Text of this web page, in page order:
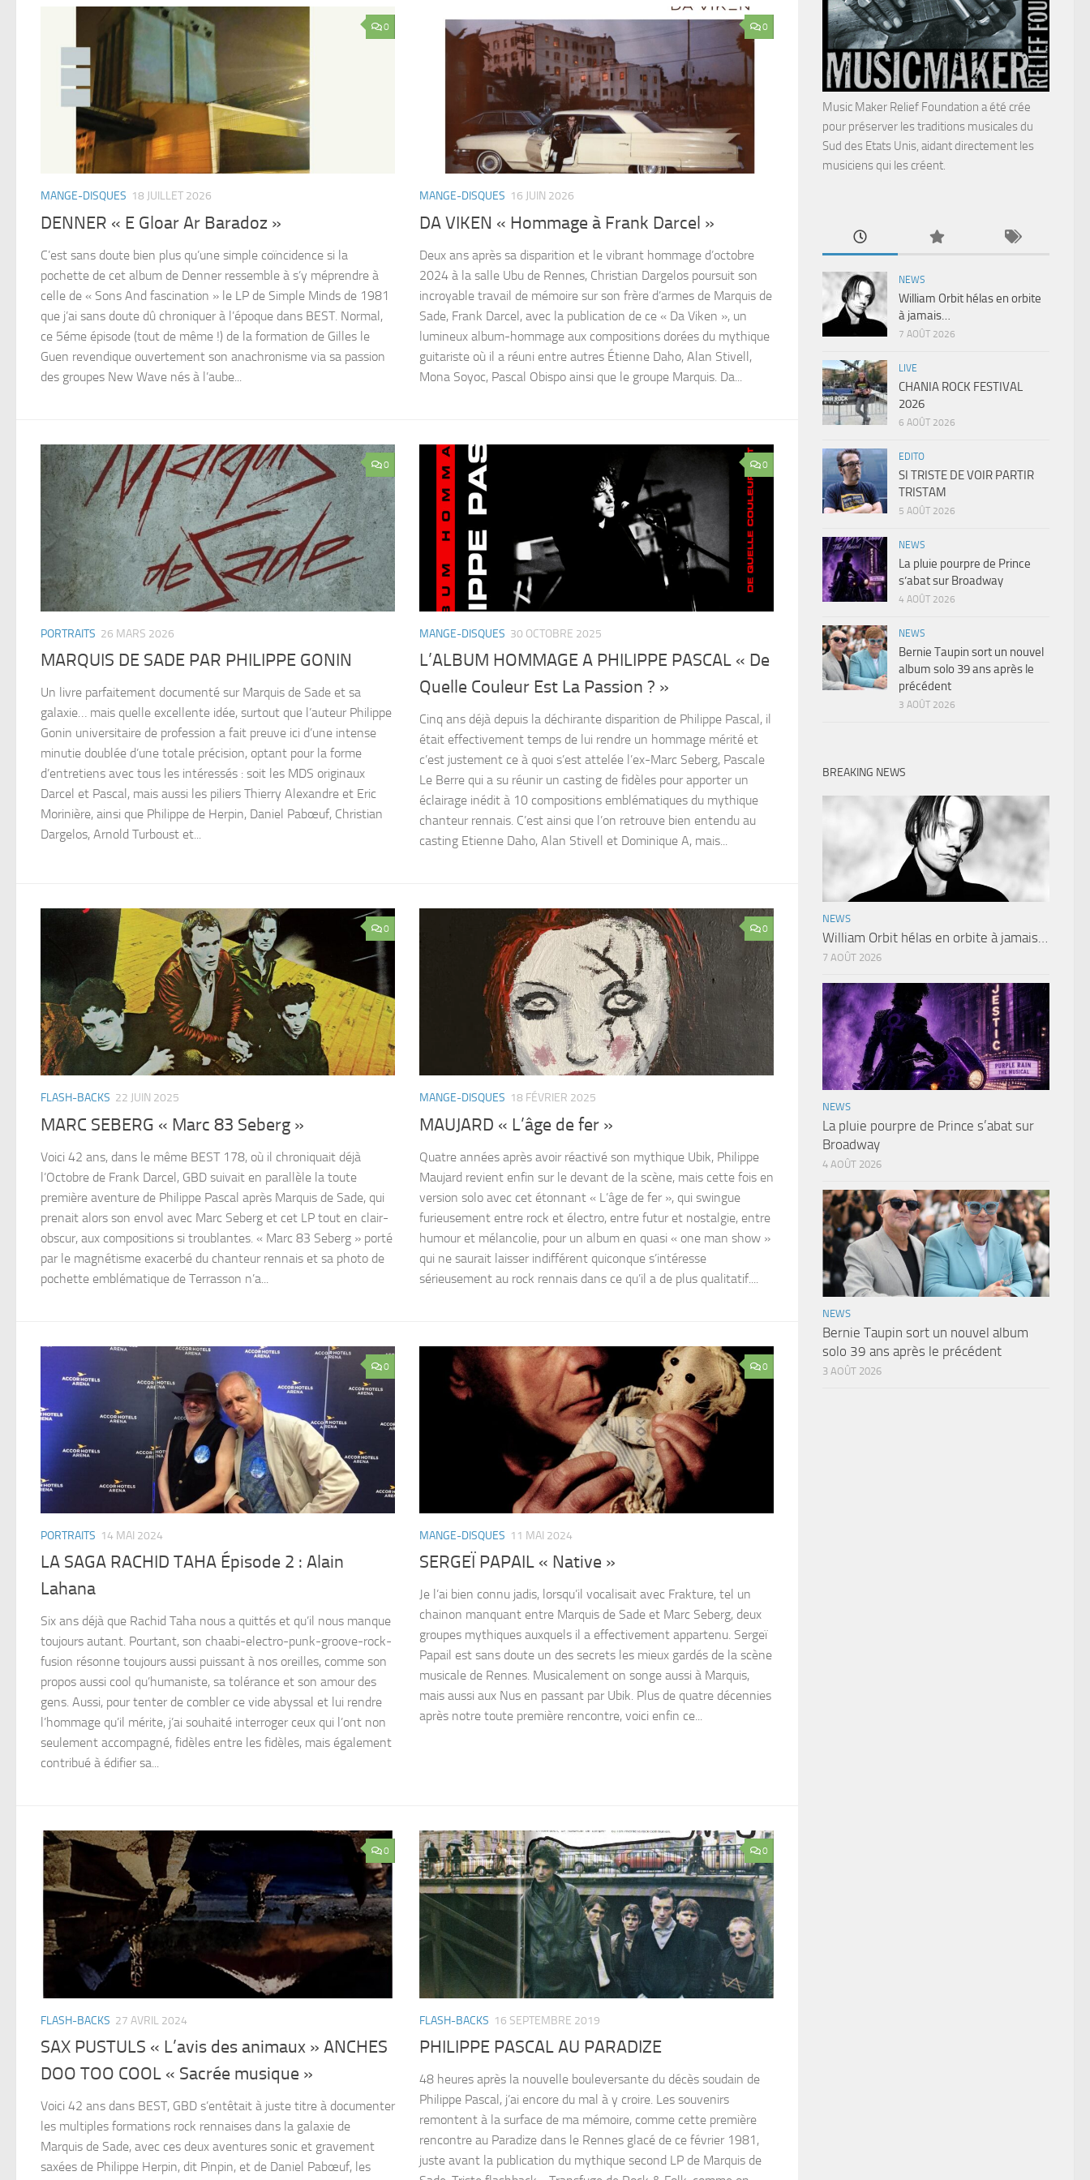
0
MANGE-DISQUES 18 JUILLET 2026
DENNER « E Gloar Ar Baradoz »
C’est sans doute bien plus qu’une simple coïncidence si la
pochette de cet album de Denner ressemble à s’y méprendre à
celle de « Sons And fascination » le LP de Simple Minds de 1981
que j’ai sans doute dû chroniquer à l’époque dans BEST. Normal,
ce 5éme épisode (tout de même !) de la formation de Gilles le
Guen revendique ouvertement son anachronisme via sa passion
des groupes New Wave nés à l’aube...
0
MANGE-DISQUES 16 JUIN 2026
DA VIKEN « Hommage à Frank Darcel »
Deux ans après sa disparition et le vibrant hommage d’octobre
2024 à la salle Ubu de Rennes, Christian Dargelos poursuit son
incroyable travail de mémoire sur son frère d’armes de Marquis de
Sade, Frank Darcel, avec la publication de ce « Da Viken », un
lumineux album-hommage aux compositions dorées du mythique
guitariste où il a réuni entre autres Étienne Daho, Alan Stivell,
Mona Soyoc, Pascal Obispo ainsi que le groupe Marquis. Da...
0
PORTRAITS 26 MARS 2026
MARQUIS DE SADE PAR PHILIPPE GONIN
Un livre parfaitement documenté sur Marquis de Sade et sa
galaxie… mais quelle excellente idée, surtout que l’auteur Philippe
Gonin universitaire de profession a fait preuve ici d’une intense
minutie doublée d’une totale précision, optant pour la forme
d’entretiens avec tous les intéressés : soit les MDS originaux
Darcel et Pascal, mais aussi les piliers Thierry Alexandre et Eric
Morinière, ainsi que Philippe de Herpin, Daniel Pabœuf, Christian
Dargelos, Arnold Turboust et...
0
MANGE-DISQUES 30 OCTOBRE 2025
L’ALBUM HOMMAGE A PHILIPPE PASCAL « De
Quelle Couleur Est La Passion ? »
Cinq ans déjà depuis la déchirante disparition de Philippe Pascal, il
était effectivement temps de lui rendre un hommage mérité et
c’est justement ce à quoi s’est attelée l’ex-Marc Seberg, Pascale
Le Berre qui a su réunir un casting de fidèles pour apporter un
éclairage inédit à 10 compositions emblématiques du mythique
chanteur rennais. C’est ainsi que l’on retrouve bien entendu au
casting Etienne Daho, Alan Stivell et Dominique A, mais...
0
FLASH-BACKS 22 JUIN 2025
MARC SEBERG « Marc 83 Seberg »
Voici 42 ans, dans le même BEST 178, où il chroniquait déjà
l’Octobre de Frank Darcel, GBD suivait en parallèle la toute
première aventure de Philippe Pascal après Marquis de Sade, qui
prenait alors son envol avec Marc Seberg et cet LP tout en clair-
obscur, aux compositions si troublantes. « Marc 83 Seberg » porté
par le magnétisme exacerbé du chanteur rennais et sa photo de
pochette emblématique de Terrasson n’a...
0
MANGE-DISQUES 18 FÉVRIER 2025
MAUJARD « L’âge de fer »
Quatre années après avoir réactivé son mythique Ubik, Philippe
Maujard revient enfin sur le devant de la scène, mais cette fois en
version solo avec cet étonnant « L’âge de fer », qui swingue
furieusement entre rock et électro, entre futur et nostalgie, entre
humour et mélancolie, pour un album en quasi « one man show »
qui ne saurait laisser indifférent quiconque s’intéresse
sérieusement au rock rennais dans ce qu’il a de plus qualitatif....
0
PORTRAITS 14 MAI 2024
LA SAGA RACHID TAHA Épisode 2 : Alain
Lahana
Six ans déjà que Rachid Taha nous a quittés et qu’il nous manque
toujours autant. Pourtant, son chaabi-electro-punk-groove-rock-
fusion résonne toujours aussi puissant à nos oreilles, comme son
propos aussi cool qu’humaniste, sa tolérance et son amour des
gens. Aussi, pour tenter de combler ce vide abyssal et lui rendre
l’hommage qu’il mérite, j’ai souhaité interroger ceux qui l’ont non
seulement accompagné, fidèles entre les fidèles, mais également
contribué à édifier sa...
0
MANGE-DISQUES 11 MAI 2024
SERGEÏ PAPAIL « Native »
Je l’ai bien connu jadis, lorsqu’il vocalisait avec Frakture, tel un
chainon manquant entre Marquis de Sade et Marc Seberg, deux
groupes mythiques auxquels il a effectivement appartenu. Sergeï
Papail est sans doute un des secrets les mieux gardés de la scène
musicale de Rennes. Musicalement on songe aussi à Marquis,
mais aussi aux Nus en passant par Ubik. Plus de quatre décennies
après notre toute première rencontre, voici enfin ce...
0
FLASH-BACKS 27 AVRIL 2024
SAX PUSTULS « L’avis des animaux » ANCHES
DOO TOO COOL « Sacrée musique »
Voici 42 ans dans BEST, GBD s’entêtait à juste titre à documenter
les multiples formations rock rennaises dans la galaxie de
Marquis de Sade, avec ces deux aventures sonic et gravement
saxées de Philippe Herpin, dit Pinpin, et de Daniel Pabœuf, les
0
FLASH-BACKS 16 SEPTEMBRE 2019
PHILIPPE PASCAL AU PARADIZE
48 heures après la nouvelle bouleversante du décès soudain de
Philippe Pascal, j’ai encore du mal à y croire. Les souvenirs
remontent à la surface de ma mémoire, comme cette première
rencontre au Paradize dans le Rennes glacé de ce février 1981,
juste avant la publication du mythique second LP de Marquis de
Music Maker Relief Foundation a été crée
pour préserver les traditions musicales du
Sud des Etats Unis, aidant directement les
musiciens qui les créent.
NEWS
William Orbit hélas en orbite
à jamais…
7 AOÛT 2026
LIVE
CHANIA ROCK FESTIVAL
2026
6 AOÛT 2026
EDITO
SI TRISTE DE VOIR PARTIR
TRISTAM
5 AOÛT 2026
NEWS
La pluie pourpre de Prince
s’abat sur Broadway
4 AOÛT 2026
NEWS
Bernie Taupin sort un nouvel
album solo 39 ans après le
précédent
3 AOÛT 2026
BREAKING NEWS
NEWS
William Orbit hélas en orbite à jamais…
7 AOÛT 2026
NEWS
La pluie pourpre de Prince s’abat sur
Broadway
4 AOÛT 2026
NEWS
Bernie Taupin sort un nouvel album
solo 39 ans après le précédent
3 AOÛT 2026